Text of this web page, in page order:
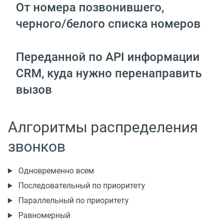
От номера позвонившего,
черного/белого списка номеров
Переданной по API информации
CRM, куда нужно перенаправить
вызов
Алгоритмы распределения
звонков
Одновременно всем
Последовательный по приоритету
Параллельный по приоритету
Равномерный